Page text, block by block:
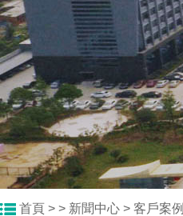
首頁 > > 新聞中心 > 客戶案例